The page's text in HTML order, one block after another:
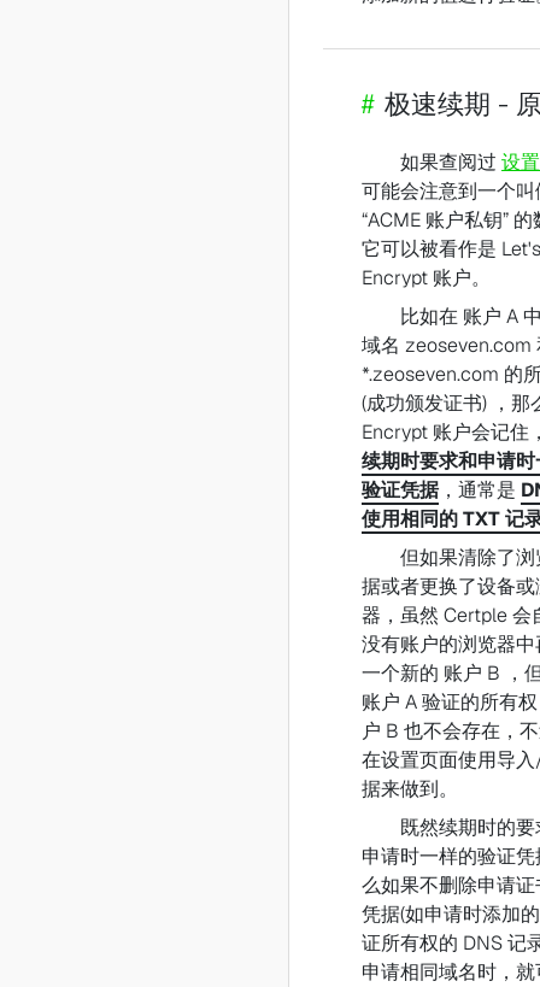
# 极速续期 -
如果查阅过 设置
可能会注意到一个叫
“ACME 账户私钥”
它可以被看作是 Let's
Encrypt 账户。
比如在 账户 A
域名 zeoseven.com
*.zeoseven.com 的
(成功颁发证书) ，那
Encrypt 账户会记住
续期时要求和申请
验证凭据，通常是
使用相同的 TXT 记
但如果清除了
据或者更换了设备或
器，虽然 Certple 会
没有账户的浏览器
一个新的 账户 B ，
账户 A 验证的所有
户 B 也不会存在，
在设置页面使用导
据来做到。
既然续期时的
申请时一样的验证
么如果不删除申请
凭据(如申请时添加
证所有权的 DNS 记
申请相同域名时，